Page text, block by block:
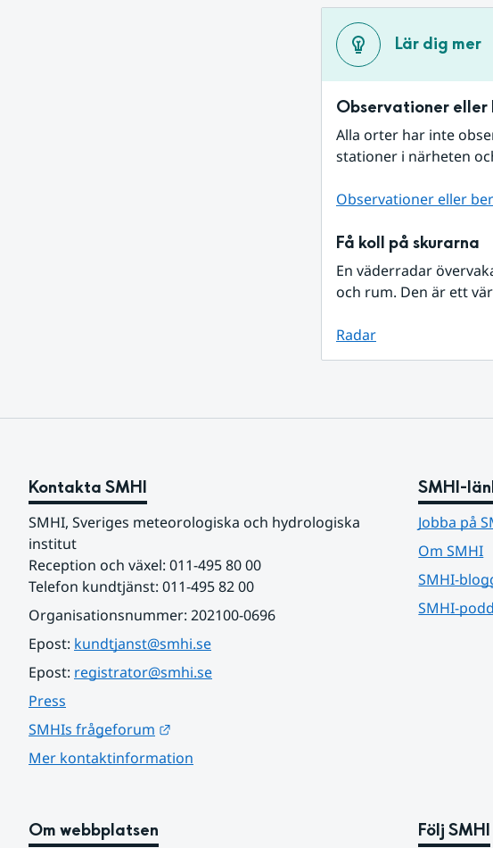
Lär dig mer
Observationer
Alla orter har inte
stationer i närheten
Observationer eller
Få koll på skurarna
En väderradar
och rum. Den är ett
Radar
Kontakta SMHI
SMHI, Sveriges meteorologiska och hydrologiska
institut
Reception och växel: 011-495 80 00
Telefon kundtjänst: 011-495 82 00
Organisationsnummer: 202100-0696
Epost: kundtjanst@smhi.se
Epost: registrator@smhi.se
Press
SMHIs frågeforum
Mer kontaktinformation
SMHI-
Jobba på
Om SMHI
SMHI-
SMHI-
Om webbplatsen Följ SMHI